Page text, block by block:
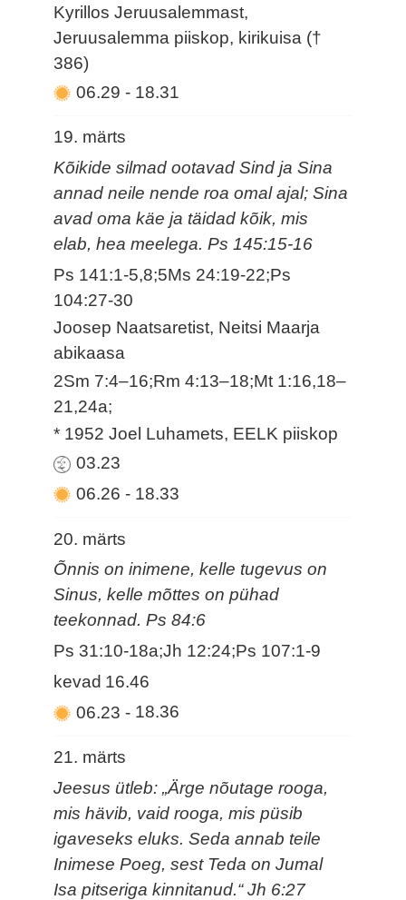
Kyrillos Jeruusalemmast,
Jeruusalemma piiskop, kirikuisa (†
386)
06.29- 18.31
19. märts
Kõikide silmad ootavad Sind ja Sina
annad neile nende roa omal ajal; Sina
avad oma käe ja täidad kõik, mis
elab, hea meelega. Ps 145:15-16
Ps 141:1-5,8;5Ms 24:19-22;Ps
104:27-30
Joosep Naatsaretist, Neitsi Maarja
abikaasa
2Sm 7:4–16;Rm 4:13–18;Mt 1:16,18–
21,24a;
* 1952 Joel Luhamets, EELK piiskop
03.23
06.26- 18.33
20. märts
Õnnis on inimene, kelle tugevus on
Sinus, kelle mõttes on pühad
teekonnad. Ps 84:6
Ps 31:10-18a;Jh 12:24;Ps 107:1-9
kevad 16.46
06.23- 18.36
21. märts
Jeesus ütleb: „Ärge nõutage rooga,
mis hävib, vaid rooga, mis püsib
igaveseks eluks. Seda annab teile
Inimese Poeg, sest Teda on Jumal
Isa pitseriga kinnitanud.“ Jh 6:27